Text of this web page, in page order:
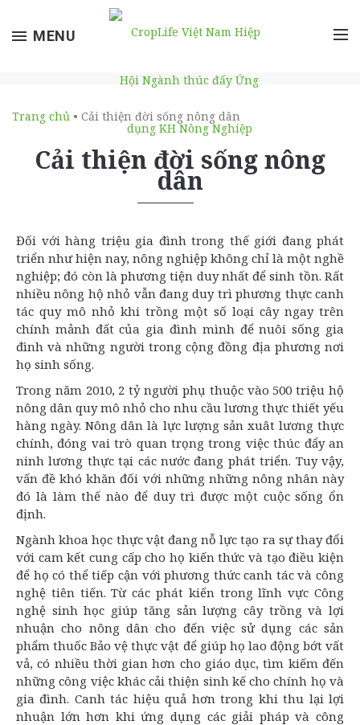
ToggleMENU
Trang chủ • Cải thiện đời sống nông dân
Cải thiện đời sống nông
dân
Đối với hàng triệu gia đình trong thế giới đang phát
triển như hiện nay, nông nghiệp không chỉ là một nghề
nghiệp; đó còn là phương tiện duy nhất để sinh tồn. Rất
nhiều nông hộ nhỏ vẫn đang duy trì phương thực canh
tác quy mô nhỏ khi trồng một số loại cây ngay trên
chính mảnh đất của gia đình mình để nuôi sống gia
đình và những người trong cộng đồng địa phương nơi
họ sinh sống.
Trong năm 2010, 2 tỷ người phụ thuộc vào 500 triệu hộ
nông dân quy mô nhỏ cho nhu cầu lương thực thiết yếu
hàng ngày. Nông dân là lực lượng sản xuât lương thực
chính, đóng vai trò quan trọng trong việc thúc đẩy an
ninh lương thựctại các nước đang phát triển. Tuy vậy,
vấn đề khó khăn đối với những những nông nhân này
đó là làm thế nào để duy trì được một cuộc sống ổn
định.
Ngànhkhoa học thực vậtđang nỗ lực tạo ra sự thay đổi
với cam kết cung cấp cho họ kiến thức và tạo điều kiện
để họ có thể tiếp cận với phương thức canh tác và công
nghệ tiên tiến. Từ các phát kiến trong lĩnh vực Công
nghệ sinh học giúp tăng sản lượng cây trồng và lợi
nhuận cho nông dân cho đến việc sử dụng các sản
phẩm thuốcBảo vệ thực vật để giúp họ lao động bớt vất
vả, có nhiều thời gian hơn cho giáo dục, tìm kiếm đến
những công việc khác cải thiện sinh kế cho chính họ và
gia đình. Canh tác hiệu quả hơn trong khi thu lại lợi
nhuận lớn hơn khi ứng dụng các giải pháp và công